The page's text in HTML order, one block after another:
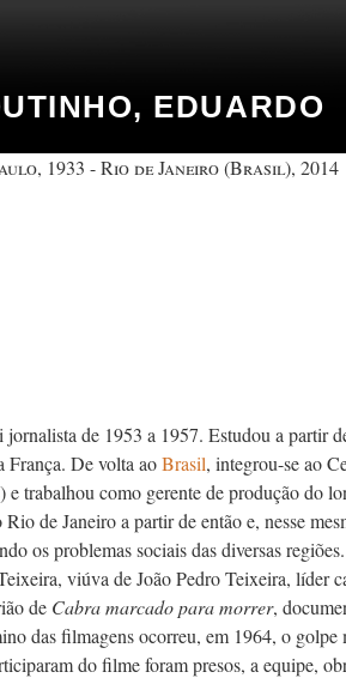
EDUARDO
1933 - Rio de Janeiro (Brasil), 2014
de 1953 a 1957. Estudou a partir
De volta aoBrasil, integrou-se ao
) e trabalhou como gerente de produção do
de Janeiro a partir de então e, nesse
os problemas sociais das diversas
viúva de João Pedro Teixeira, líder
de Cabra marcado para morrer,
das filmagens ocorreu, em 1964, o
do filme foram presos, a equipe,